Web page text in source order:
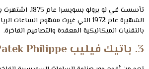
الشهيرة عام 1972 التي غيرت مفهوم
بالتقنيات الميكانيكية المعقدة والتصاميم الفاخرة.
3. باتيك فيليب Patek Philippe